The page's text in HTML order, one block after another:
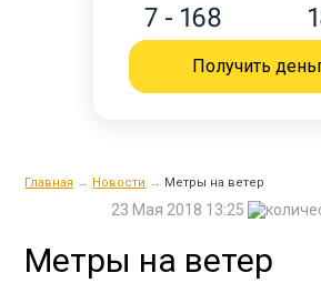
7 - 168
Получить
Главная → Новости → Метры на ветер
23 Мая 2018 13:25
Метры на ветер